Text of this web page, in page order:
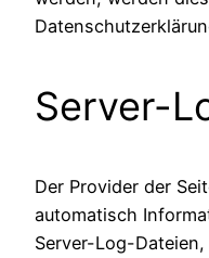
Server-
Der Provider der
automatisch
Server-Log-